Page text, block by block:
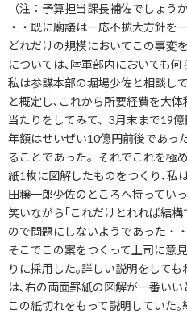
（注：予算担当課長補佐でしょう
・・既に廟議は一応不拡大方針を
どれだけの規模においてこの事変
については､陸軍部内においても何
私は参謀本部の堀場少佐と相談し
と概定し､これから所要経費を大
当たりをしてみて、3月末まで19
年額はせいぜい10億円前後であっ
ることであった。それでこれを極
紙1枚に図解したものをつくり､私
田穣一郎少佐のところへ持ってい
笑いながら｢これだけとれれば結
ので問題にしないようであった・・
そこでこの案をつくって上司に意
りに採用した｡詳しい説明をして
は､右の両面罫紙の図解が一番い
この紙切れをもって説明していた